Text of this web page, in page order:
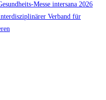
Messe intersana 2026
Verband für